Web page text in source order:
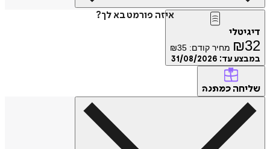
איזה פורמט בא לך?
דיגיטלי
₪32 מחיר קודם: ₪35
במבצע עד: 31/08/2026
שליחה כמתנה